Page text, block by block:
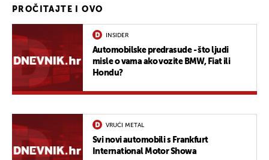
PROČITAJTE I OVO
INSIDER
Automobilske predrasude - što ljudi
misle o vama ako vozite BMW, Fiat ili
Hondu?
VRUĆI METAL
Svi novi automobili s Frankfurt
International Motor Showa